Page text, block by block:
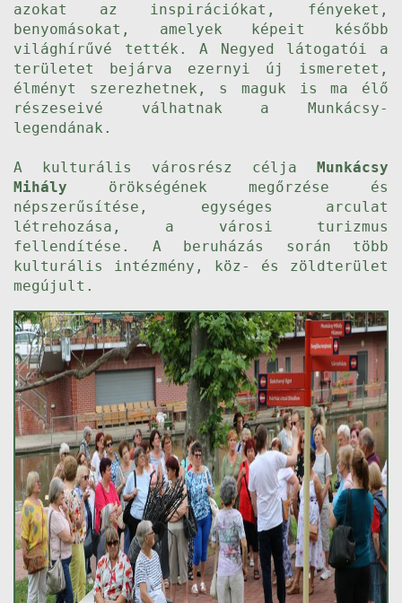
azokat az inspirációkat, fényeket,
benyomásokat, amelyek képeit később
világhírűvé tették. A Negyed látogatói a
területet bejárva ezernyi új ismeretet,
élményt szerezhetnek, s maguk is ma élő
részeseivé válhatnak a Munkácsy-
legendának.
A kulturális városrész célja Munkácsy
Mihály örökségének megőrzése és
népszerűsítése, egységes arculat
létrehozása, a városi turizmus
fellendítése. A beruházás során több
kulturális intézmény, köz- és zöldterület
megújult.